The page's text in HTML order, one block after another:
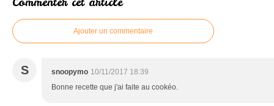
Ajouter un commentaire
S snoopymo 10/11/2017 18:39
Bonne recette que j'ai faite au cookéo.